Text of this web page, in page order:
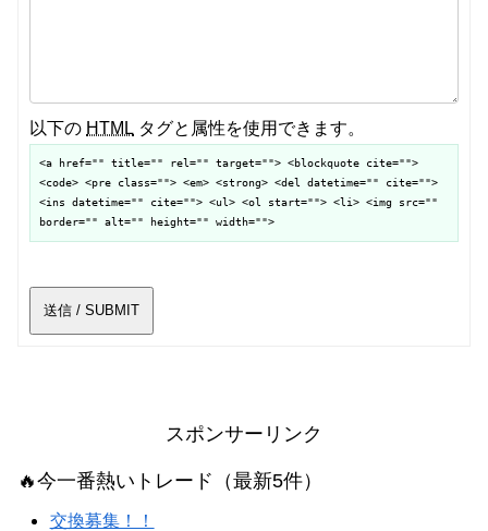
以下の HTML タグと属性を使用できます。
<a href="" title="" rel="" target=""> <blockquote cite="">
<code> <pre class=""> <em> <strong> <del datetime="" cite="">
<ins datetime="" cite=""> <ul> <ol start=""> <li> <img src=""
border="" alt="" height="" width="">
送信 / SUBMIT
スポンサーリンク
🔥今一番熱いトレード（最新5件）
交換募集！！